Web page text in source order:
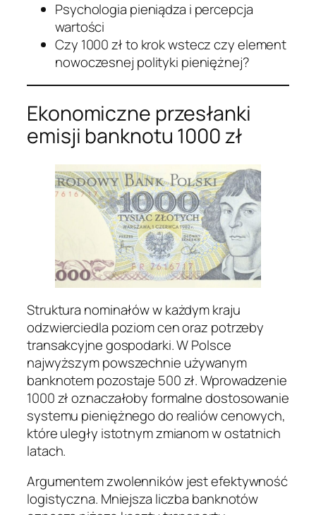
Psychologia pieniądza i percepcja
wartości
Czy 1000 zł to krok wstecz czy element
nowoczesnej polityki pieniężnej?
Ekonomiczne przesłanki
emisji banknotu 1000 zł
Struktura nominałów w każdym kraju
odzwierciedla poziom cen oraz potrzeby
transakcyjne gospodarki. W Polsce
najwyższym powszechnie używanym
banknotem pozostaje 500 zł. Wprowadzenie
1000 zł oznaczałoby formalne dostosowanie
systemu pieniężnego do realiów cenowych,
które uległy istotnym zmianom w ostatnich
latach.
Argumentem zwolenników jest efektywność
logistyczna. Mniejsza liczba banknotów